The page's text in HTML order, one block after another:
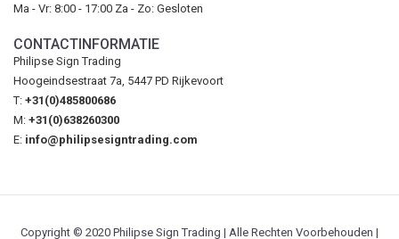
Ma - Vr: 8:00 - 17:00 Za - Zo: Gesloten
CONTACTINFORMATIE
Philipse Sign Trading
Hoogeindsestraat 7a, 5447 PD Rijkevoort
T: +31(0)485800686
M: +31(0)638260300
E: info@philipsesigntrading.com
Copyright © 2020 Philipse Sign Trading | Alle Rechten Voorbehouden |